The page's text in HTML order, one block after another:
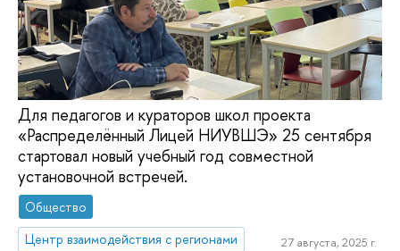
Для педагогов и кураторов школ проекта
«Распределённый Лицей НИУВШЭ» 25 сентября
стартовал новый учебный год совместной
установочной встречей.
Общество
Центр взаимодействия с регионами
27 августа, 2025 г.